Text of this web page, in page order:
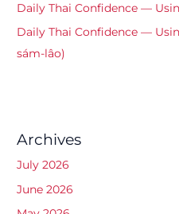
Daily Thai Confidence —
Daily Thai Confidence —
sám-lâo)
Archives
July 2026
June 2026